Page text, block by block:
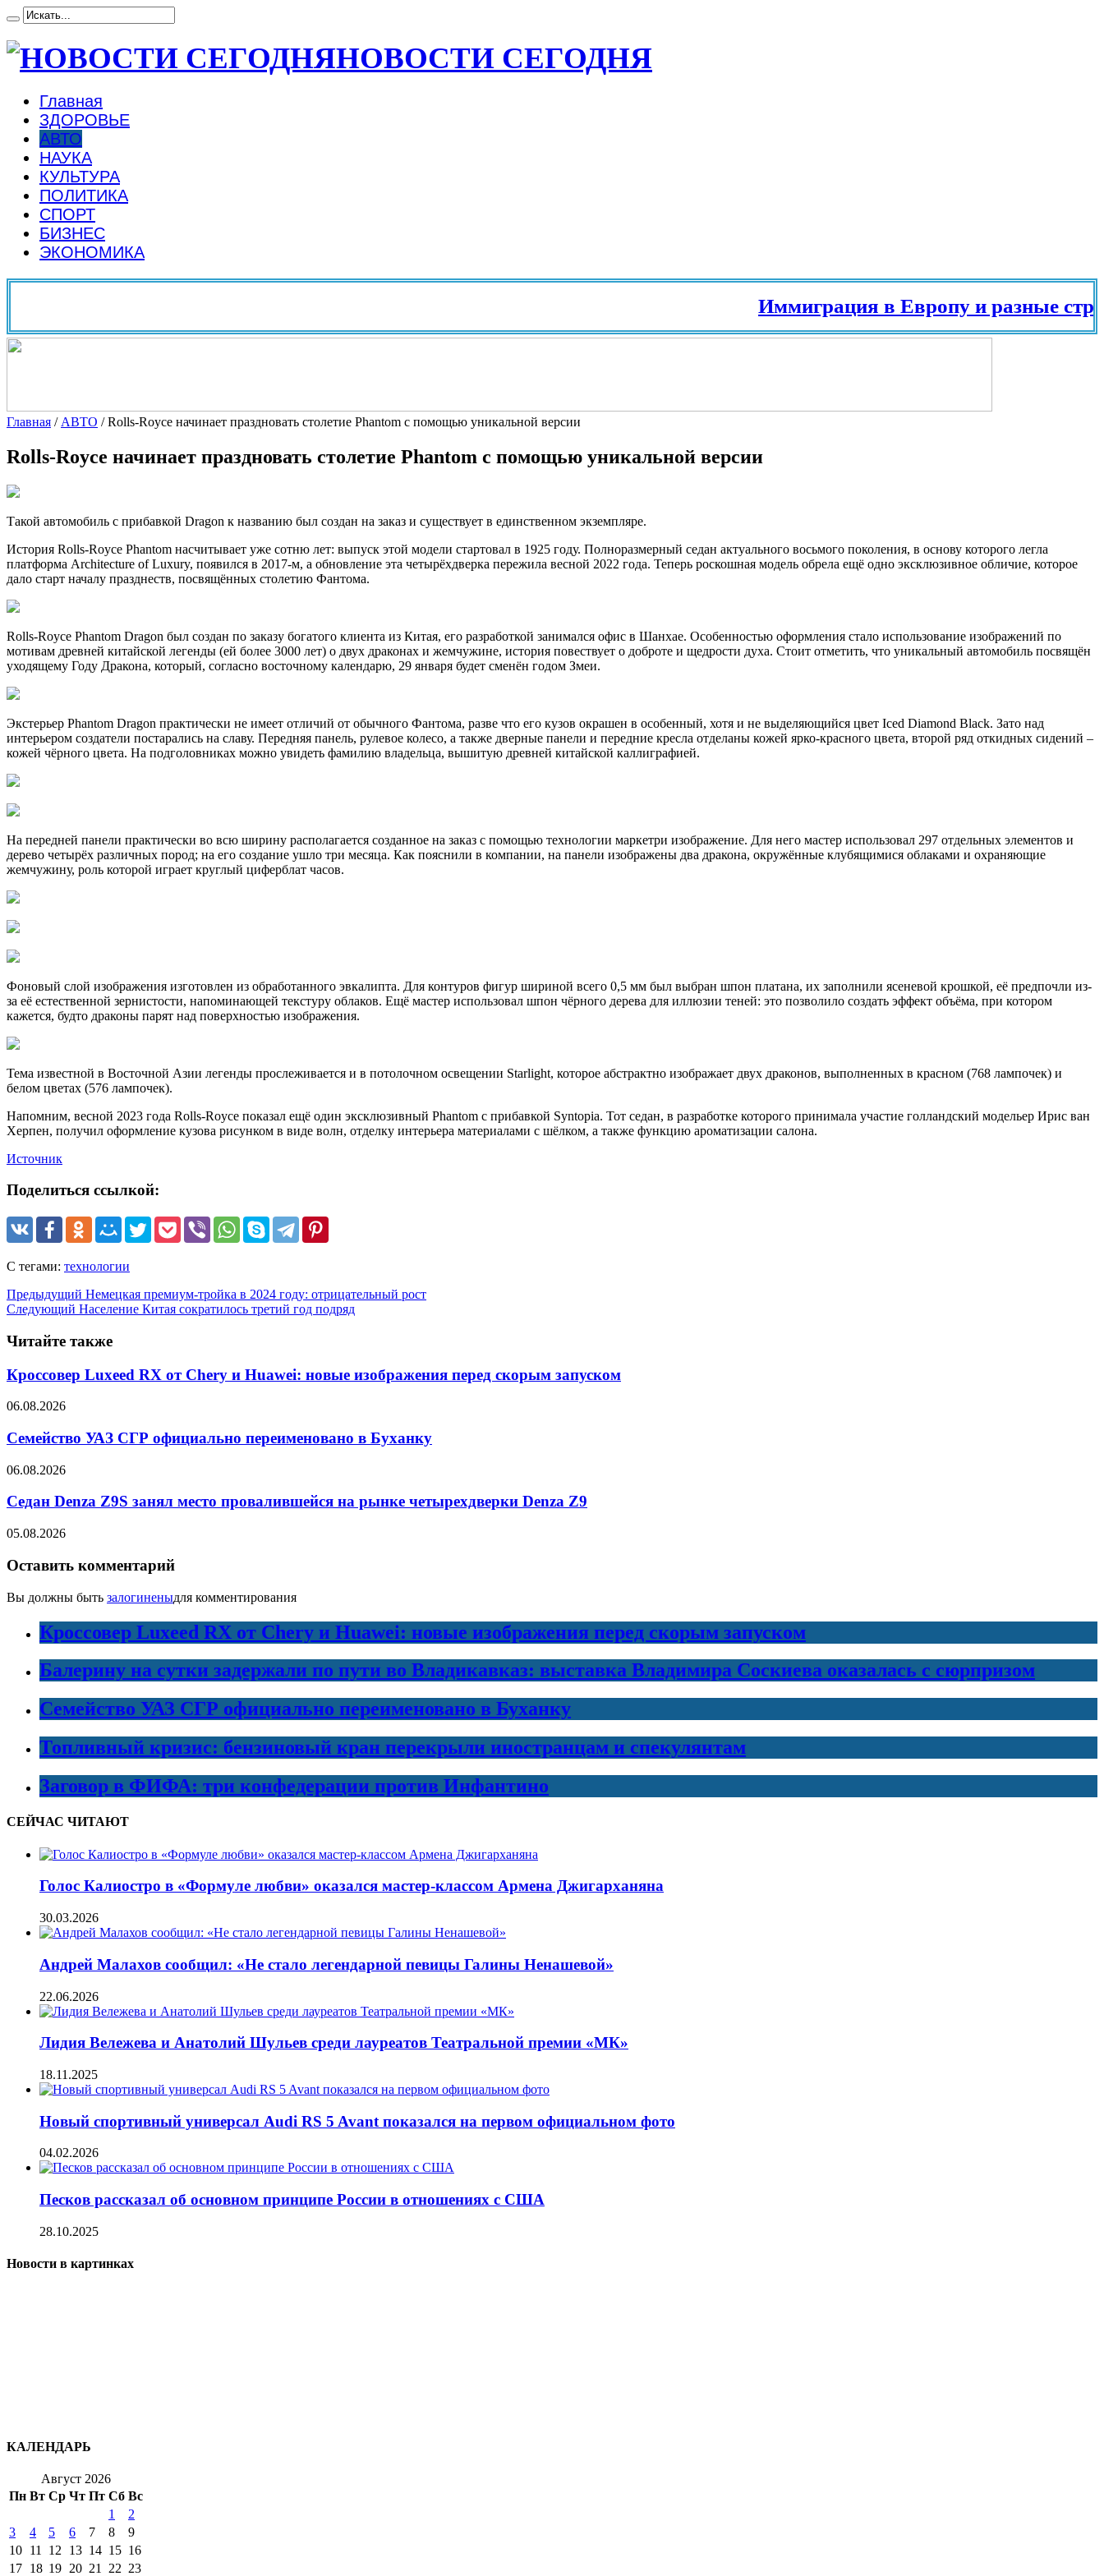
НОВОСТИ СЕГОДНЯ
Главная
ЗДОРОВЬЕ
АВТО
НАУКА
КУЛЬТУРА
ПОЛИТИКА
СПОРТ
БИЗНЕС
ЭКОНОМИКА
Иммиграция в Европу и разные страны
Главная / АВТО /Rolls-Royce начинает праздновать столетие Phantom с помощью уникальной версии
Rolls-Royce начинает праздновать столетие Phantom с помощью уникальной версии
Такой автомобиль с прибавкой Dragon к названию был создан на заказ и существует в единственном экземпляре.
История Rolls-Royce Phantom насчитывает уже сотню лет: выпуск этой модели стартовал в 1925 году. Полноразмерный седан актуального восьмого поколения, в основу которого легла
платформа Architecture of Luxury, появился в 2017-м, а обновление эта четырёхдверка пережила весной 2022 года. Теперь роскошная модель обрела ещё одно эксклюзивное обличие, которое
дало старт началу празднеств, посвящённых столетию Фантома.
Rolls-Royce Phantom Dragon был создан по заказу богатого клиента из Китая, его разработкой занимался офис в Шанхае. Особенностью оформления стало использование изображений по
мотивам древней китайской легенды (ей более 3000 лет) о двух драконах и жемчужине, история повествует о доброте и щедрости духа. Стоит отметить, что уникальный автомобиль посвящён
уходящему Году Дракона, который, согласно восточному календарю, 29 января будет сменён годом Змеи.
Экстерьер Phantom Dragon практически не имеет отличий от обычного Фантома, разве что его кузов окрашен в особенный, хотя и не выделяющийся цвет Iced Diamond Black. Зато над
интерьером создатели постарались на славу. Передняя панель, рулевое колесо, а также дверные панели и передние кресла отделаны кожей ярко-красного цвета, второй ряд откидных сидений –
кожей чёрного цвета. На подголовниках можно увидеть фамилию владельца, вышитую древней китайской каллиграфией.
На передней панели практически во всю ширину располагается созданное на заказ с помощью технологии маркетри изображение. Для него мастер использовал 297 отдельных элементов и
дерево четырёх различных пород; на его создание ушло три месяца. Как пояснили в компании, на панели изображены два дракона, окружённые клубящимися облаками и охраняющие
жемчужину, роль которой играет круглый циферблат часов.
Фоновый слой изображения изготовлен из обработанного эвкалипта. Для контуров фигур шириной всего 0,5 мм был выбран шпон платана, их заполнили ясеневой крошкой, её предпочли из-
за её естественной зернистости, напоминающей текстуру облаков. Ещё мастер использовал шпон чёрного дерева для иллюзии теней: это позволило создать эффект объёма, при котором
кажется, будто драконы парят над поверхностью изображения.
Тема известной в Восточной Азии легенды прослеживается и в потолочном освещении Starlight, которое абстрактно изображает двух драконов, выполненных в красном (768 лампочек) и
белом цветах (576 лампочек).
Напомним, весной 2023 года Rolls-Royce показал ещё один эксклюзивный Phantom с прибавкой Syntopia. Тот седан, в разработке которого принимала участие голландский модельер Ирис ван
Херпен, получил оформление кузова рисунком в виде волн, отделку интерьера материалами с шёлком, а также функцию ароматизации салона.
Источник
Поделиться ссылкой:
С тегами: технологии
Предыдущий Немецкая премиум-тройка в 2024 году: отрицательный рост
Следующий Население Китая сократилось третий год подряд
Читайте также
Кроссовер Luxeed RX от Chery и Huawei: новые изображения перед скорым запуском
06.08.2026
Семейство УАЗ СГР официально переименовано в Буханку
06.08.2026
Седан Denza Z9S занял место провалившейся на рынке четырехдверки Denza Z9
05.08.2026
Оставить комментарий
Вы должны быть залогиненыдля комментирования
Кроссовер Luxeed RX от Chery и Huawei: новые изображения перед скорым запуском
Балерину на сутки задержали по пути во Владикавказ: выставка Владимира Соскиева оказалась с сюрпризом
Семейство УАЗ СГР официально переименовано в Буханку
Топливный кризис: бензиновый кран перекрыли иностранцам и спекулянтам
Заговор в ФИФА: три конфедерации против Инфантино
СЕЙЧАС ЧИТАЮТ
Голос Калиостро в «Формуле любви» оказался мастер-классом Армена Джигарханяна
30.03.2026
Андрей Малахов сообщил: «Не стало легендарной певицы Галины Ненашевой»
22.06.2026
Лидия Вележева и Анатолий Шульев среди лауреатов Театральной премии «МК»
18.11.2025
Новый спортивный универсал Audi RS 5 Avant показался на первом официальном фото
04.02.2026
Песков рассказал об основном принципе России в отношениях с США
28.10.2025
Новости в картинках
КАЛЕНДАРЬ
Август 2026
Пн Вт Ср Чт Пт Сб Вс
1
2
3
4 5 6 7 8
9
10 11 12 13 14 15 16
17 18 19 20 21 22 23